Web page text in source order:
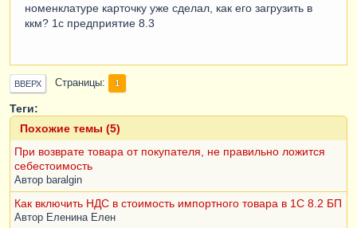
номенклатуре карточку уже сделал, как его загрузить в
ккм? 1с предприятие 8.3
ВВЕРХ Страницы 1
Теги:
Похожие темы (5)
При возврате товара от покупателя, не правильно ложится
себестоимость
Автор baralgin
Как включить НДС в стоимость импортного товара в 1С 8.2 БП
Автор Еленина Елен